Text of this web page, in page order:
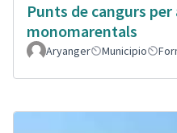
Punts de cangurs
monomarentals
Aryanger Municipio